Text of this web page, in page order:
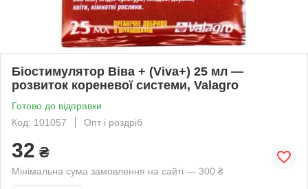
Біостимулятор Віва + (Viva+) 25 мл —
розвиток кореневої системи, Valagro
Готово до відправки
Код: 101057
Опт і роздріб
32 ₴
Мінімальна сума замовлення на сайті — 300 ₴